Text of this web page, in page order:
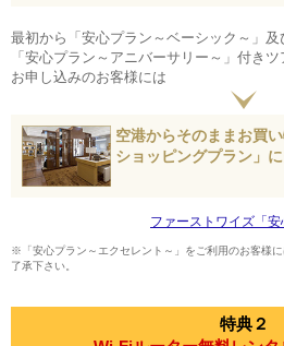
最初から「安心プラン～ベーシック～」及
「安心プラン～アニバーサリー～」付きツ
お申し込みのお客様には
空港からそのままお買
ショッピングプラン」
ファーストワイズ「
※「安心プラン～エクセレント～」をご利用のお客様
了承下さい。
特典２